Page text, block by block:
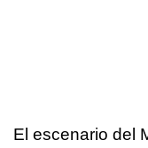
El escenario del